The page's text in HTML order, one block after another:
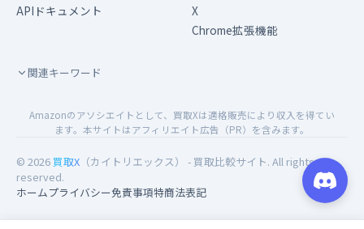
APIドキュメント
X
Chrome拡張機能
関連キーワード
Amazonのアソシエイトとして、買取Xは適格販売により収入を得てい
ます。本サイトはアフィリエイト広告（PR）を含みます。
© 2026 買取X （カイトリエックス） - 買取比較サイト. All rights
reserved.
ホームプライバシー免責事項特商法表記